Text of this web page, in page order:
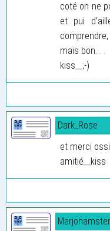
coté on ne
et pui
mais bon. . .
kiss__;-)
Dark_Rose
et merci
amitié__kiss
Marjohamster